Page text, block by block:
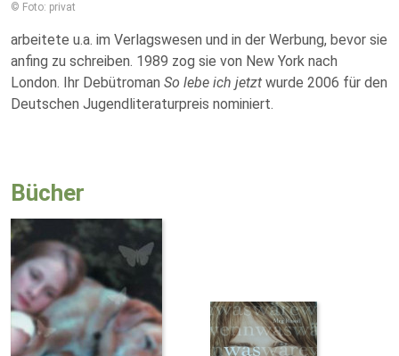
© Foto: privat
arbeitete u.a. im Verlagswesen und in der Werbung, bevor sie
anfing zu schreiben. 1989 zog sie von New York nach
London. Ihr Debütroman So lebe ich jetzt wurde 2006 für den
Deutschen Jugendliteraturpreis nominiert.
Bücher